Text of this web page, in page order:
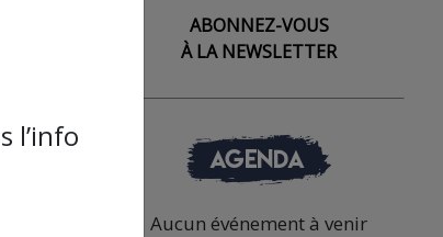
ABONNEZ-VOUS
À LA NEWSLETTER
AGENDA
Aucun événement à venir
l’info